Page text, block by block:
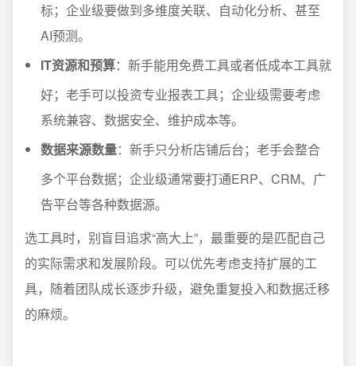
标；企业级要做到多维度关联、自动化分析、甚至
AI预测。
IT资源和预算：新手能用免费工具或者低成本工具就
好；老手可以投资专业报表工具；企业级需要考虑
系统兼容、数据安全、维护成本等。
数据来源数量：新手只分析店铺后台；老手会整合
多个平台数据；企业级通常要打通ERP、CRM、广
告平台等各种数据源。
选工具时，别盲目追求“高大上”，最重要的是匹配自己
的实际需求和发展阶段。可以优先考虑支持扩展的工
具，随着团队成长逐步升级，避免重复投入和数据迁移
的麻烦。